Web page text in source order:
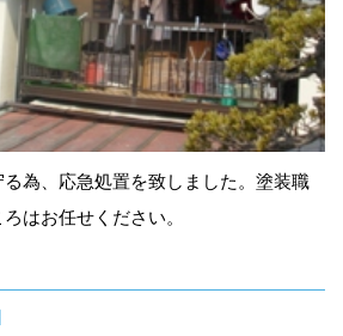
為、応急処置を致しました。塗装職
はお任せください。